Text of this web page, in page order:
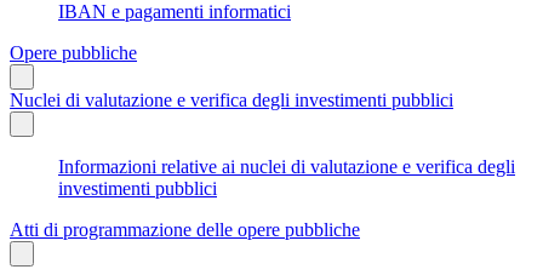
IBAN e pagamenti informatici
Opere pubbliche
Nuclei di valutazione e verifica degli investimenti pubblici
Informazioni relative ai nuclei di valutazione e verifica degli
investimenti pubblici
Atti di programmazione delle opere pubbliche